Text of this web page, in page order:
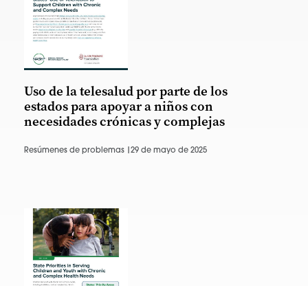
Uso de la telesalud por parte de los
estados para apoyar a niños con
necesidades crónicas y complejas
Resúmenes de problemas | 29 de mayo de 2025